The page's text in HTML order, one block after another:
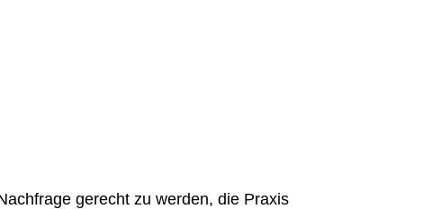
gerecht zu werden, die Praxis